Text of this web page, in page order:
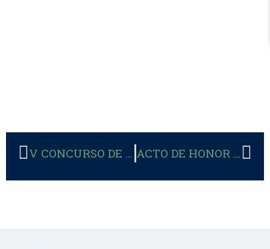
V CONCURSO DE LA SOCIEDAD DE CIENTÍFICOS CATÓLICOS DE ESPAÑA ACTO DE HONOR AL CORAZÓN DE JESÚS